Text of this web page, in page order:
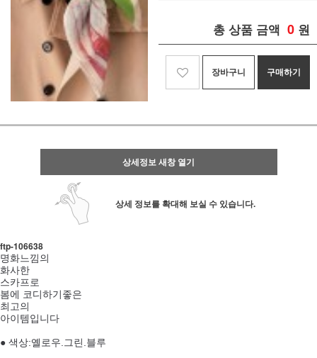
총 상품 금액 0 원
장바구니 구매하기
상세정보 새창 열기
상세 정보를 확대해 보실 수 있습니다.
ftp- 106638
명화느낌의
화사한
스카프로
봄에 코디하기좋은
최고의
아이템입니다
● 색상:옐로우.그린.블루